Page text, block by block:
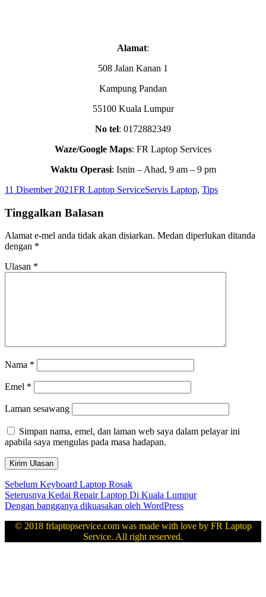
Alamat:
508 Jalan Kanan 1
Kampung Pandan
55100 Kuala Lumpur
No tel: 0172882349
Waze/Google Maps: FR Laptop Services
Waktu Operasi: Isnin – Ahad, 9 am – 9 pm
Dikirimkan
11 Disember 2021Pengarang
FR Laptop ServiceKategori
Servis Laptop, Tips
Tinggalkan Balasan
Alamat e-mel anda tidak akan disiarkan. Medan diperlukan ditanda
dengan *
Ulasan *
Nama *
Emel *
Laman sesawang
Simpan nama, emel, dan laman web saya dalam pelayar ini
apabila saya mengulas pada masa hadapan.
Navigasi
kiriman
Sebelum Kiriman
sebelumnya:
Keyboard Laptop Rosak
Seterusnya Kiriman
seterusnya:
Kedai Repair Laptop Di Kuala Lumpur
Dengan bangganya dikuasakan oleh WordPress
© 2018 frlaptopservice.com was made with love by FR Laptop
Service. All right reserved.